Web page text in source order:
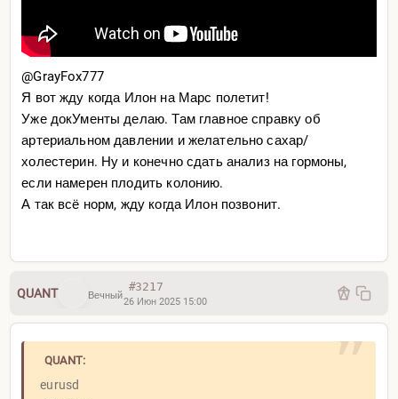
@GrayFox777
Я вот жду когда Илон на Марс полетит!
Уже докУменты делаю. Там главное справку об
артериальном давлении и желательно сахар/
холестерин. Ну и конечно сдать анализ на гормоны,
если намерен плодить колонию.
А так всё норм, жду когда Илон позвонит.
QUANT Вечный
#3217
26 Июн 2025 15:00
QUANT:
eurusd